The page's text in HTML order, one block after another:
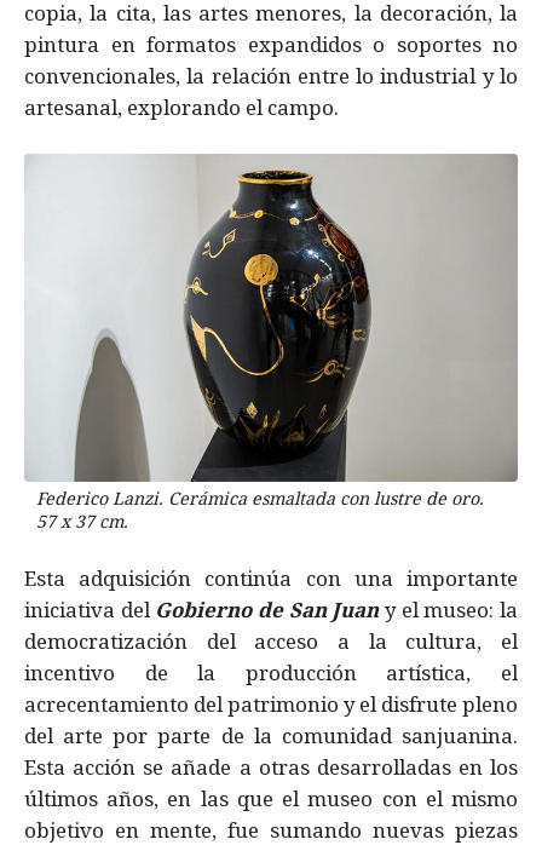
copia, la cita, las artes menores, la decoración, la
pintura en formatos expandidos o soportes no
convencionales, la relación entre lo industrial y lo
artesanal, explorando el campo.
Federico Lanzi. Cerámica esmaltada con lustre de oro.
57 x 37 cm.
Esta adquisición continúa con una importante
iniciativa del Gobierno de San Juany el museo: la
democratización del acceso a la cultura, el
incentivo de la producción artística, el
acrecentamiento del patrimonio y el disfrute pleno
del arte por parte de la comunidad sanjuanina.
Esta acción se añade a otras desarrolladas en los
últimos años, en las que el museo con el mismo
objetivo en mente, fue sumando nuevas piezas